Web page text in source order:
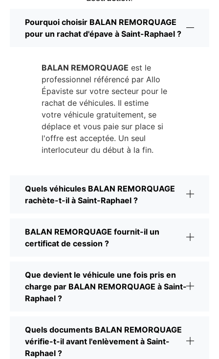
Pourquoi choisir BALAN REMORQUAGE
pour un rachat d'épave à Saint-Raphael ?
BALAN REMORQUAGE est le
professionnel référencé par Allo
Épaviste sur votre secteur pour le
rachat de véhicules. Il estime
votre véhicule gratuitement, se
déplace et vous paie sur place si
l'offre est acceptée. Un seul
interlocuteur du début à la fin.
Quels véhicules BALAN REMORQUAGE
rachète-t-il à Saint-Raphael ?
BALAN REMORQUAGE fournit-il un
certificat de cession ?
Que devient le véhicule une fois pris en
charge par BALAN REMORQUAGE à Saint-
Raphael ?
Quels documents BALAN REMORQUAGE
vérifie-t-il avant l'enlèvement à Saint-
Raphael ?